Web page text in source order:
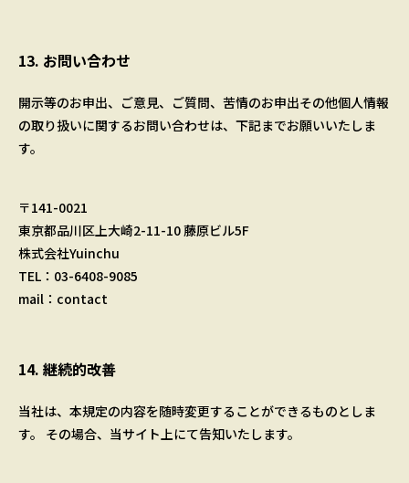
13. お問い合わせ
開示等のお申出、ご意見、ご質問、苦情のお申出その他個人情報
の取り扱いに関するお問い合わせは、下記までお願いいたしま
す。
〒141-0021
東京都品川区上大崎2-11-10 藤原ビル5F
株式会社Yuinchu
TEL：03-6408-9085
mail： contact
14. 継続的改善
当社は、本規定の内容を随時変更することができるものとしま
す。 その場合、当サイト上にて告知いたします。